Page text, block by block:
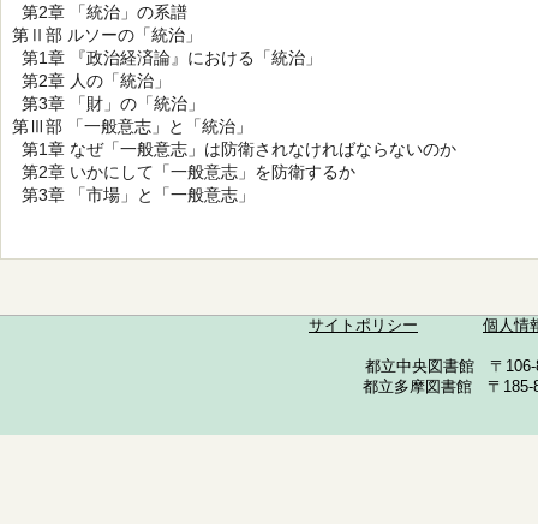
第2章 「統治」の系譜
第Ⅱ部 ルソーの「統治」
第1章 『政治経済論』における「統治」
第2章 人の「統治」
第3章 「財」の「統治」
第Ⅲ部 「一般意志」と「統治」
第1章 なぜ「一般意志」は防衛されなければならないのか
第2章 いかにして「一般意志」を防衛するか
第3章 「市場」と「一般意志」
サイトポリシー 個人情
都立中央図書館 〒
都立多摩図書館 〒185-